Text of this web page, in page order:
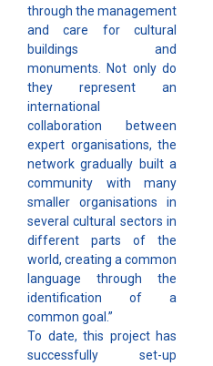
through the management
and care for cultural
buildings and
monuments. Not only do
they represent an
international
collaboration between
expert organisations, the
network gradually built a
community with many
smaller organisations in
several cultural sectors in
different parts of the
world, creating a common
language through the
identification of a
common goal.”
To date, this project has
successfully set-up